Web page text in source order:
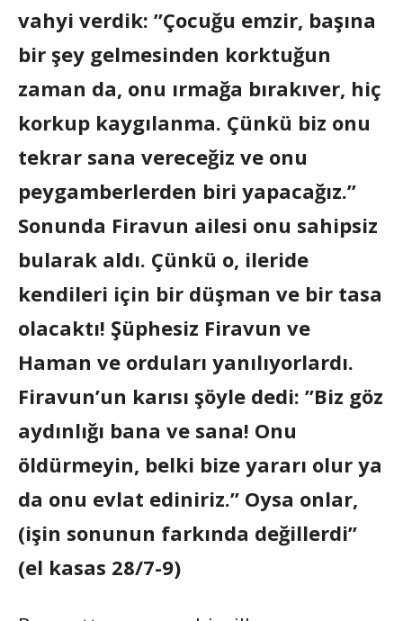
vahyi verdik: ”Çocuğu emzir, başına
bir şey gelmesinden korktuğun
zaman da, onu ırmağa bırakıver, hiç
korkup kaygılanma. Çünkü biz onu
tekrar sana vereceğiz ve onu
peygamberlerden biri yapacağız.”
Sonunda Firavun ailesi onu sahipsiz
bularak aldı. Çünkü o, ileride
kendileri için bir düşman ve bir tasa
olacaktı! Şüphesiz Firavun ve
Haman ve orduları yanılıyorlardı.
Firavun’un karısı şöyle dedi: ”Biz göz
aydınlığı bana ve sana! Onu
öldürmeyin, belki bize yararı olur ya
da onu evlat ediniriz.” Oysa onlar,
(işin sonunun farkında değillerdi”
(el kasas 28/7-9)